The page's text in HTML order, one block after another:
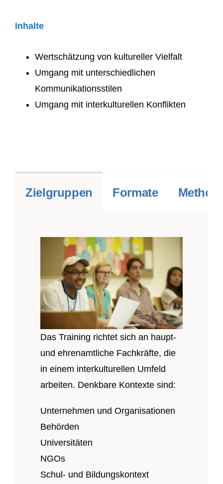
Inhalte
Wertschätzung von kultureller Vielfalt
Umgang mit unterschiedlichen
Kommunikationsstilen
Umgang mit interkulturellen Konflikten
Zielgruppen Formate
Das Training richtet sich an haupt-
und ehrenamtliche Fachkräfte, die
in einem interkulturellen Umfeld
arbeiten. Denkbare Kontexte sind:
Unternehmen und Organisationen
Behörden
Universitäten
NGOs
Schul- und Bildungskontext